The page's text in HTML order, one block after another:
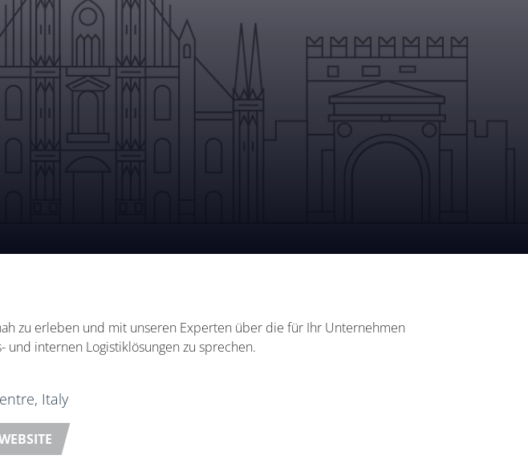
zu erleben und mit unseren Experten über die für Ihr Unternehmen
und internen Logistiklösungen zu sprechen.
Italy